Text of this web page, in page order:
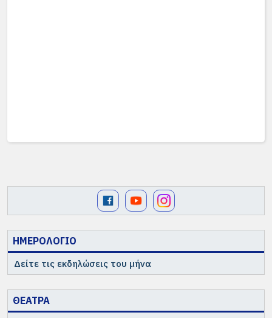
ΗΜΕΡΟΛΟΓΙΟ
Δείτε τις εκδηλώσεις του μήνα
ΘΕΑΤΡΑ